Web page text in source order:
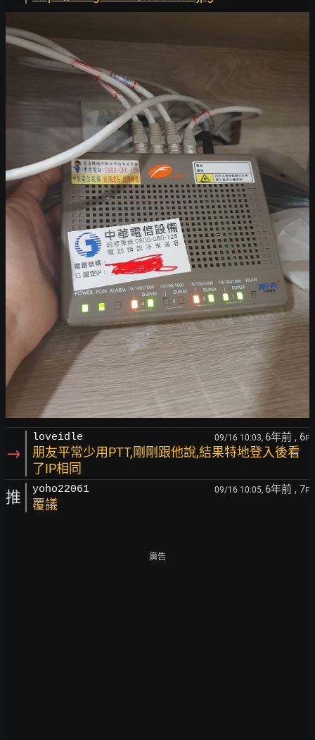
→
loveidle 09/16 10:03, 6年前 , 6F
朋友平常少用PTT,剛剛跟他說,結果特地登入後看
了IP相同
推 yoho22061 09/16 10:05, 6年前 , 7F
覆議
廣告